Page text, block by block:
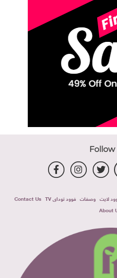
Follow
لايت وصفات فوود توداى TV
Contact Us
About